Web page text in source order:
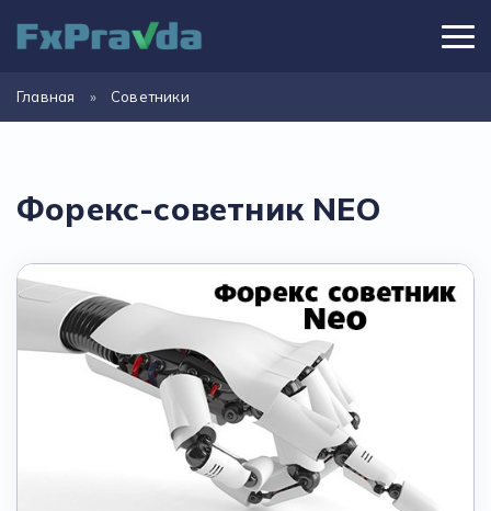
Главная » Советники
Форекс-советник NEO